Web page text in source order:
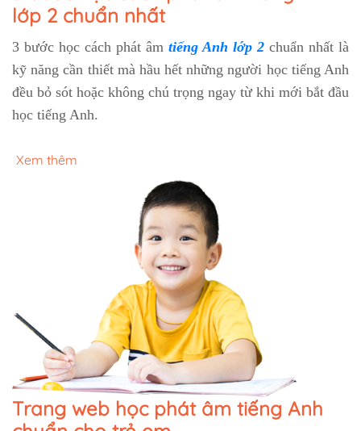
lớp 2 chuẩn nhất
3 bước học cách phát âm tiếng Anh lớp 2 chuẩn nhất là
kỹ năng cần thiết mà hầu hết những người học tiếng Anh
đều bỏ sót hoặc không chú trọng ngay từ khi mới bắt đầu
học tiếng Anh.
Xem thêm
Trang web học phát âm tiếng Anh